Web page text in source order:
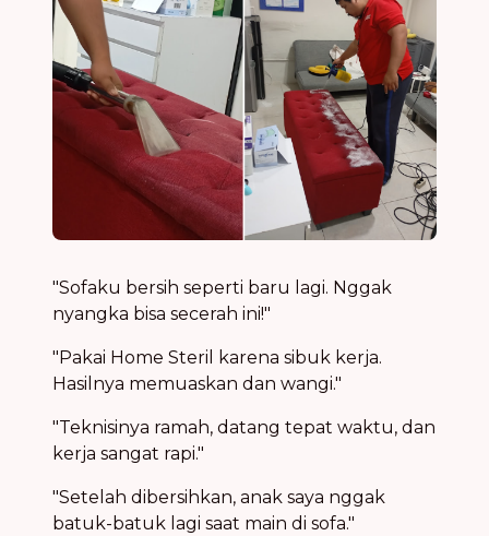
"Sofaku bersih seperti baru lagi. Nggak
nyangka bisa secerah ini!"
"Pakai Home Steril karena sibuk kerja.
Hasilnya memuaskan dan wangi."
"Teknisinya ramah, datang tepat waktu, dan
kerja sangat rapi."
"Setelah dibersihkan, anak saya nggak
batuk-batuk lagi saat main di sofa."